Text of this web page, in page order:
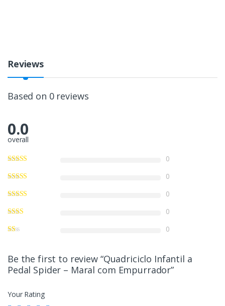
Reviews
Based on 0 reviews
0.0
overall
0
0
0
0
0
Be the first to review “Quadriciclo Infantil a
Pedal Spider – Maral com Empurrador”
Your Rating